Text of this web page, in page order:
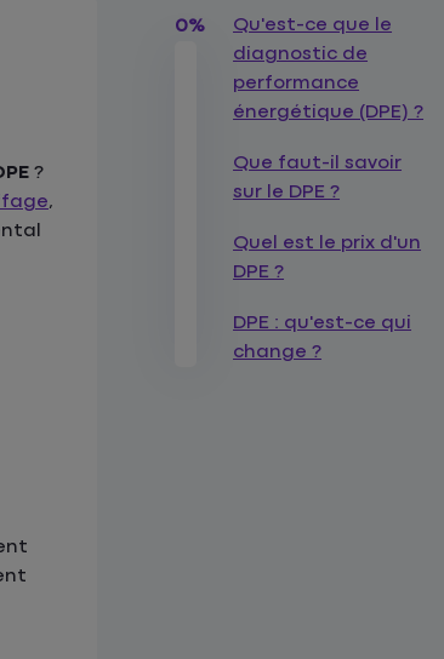
0%
Qu'est-ce que le
diagnostic de
performance
énergétique (DPE) ?
Que faut-il savoir
sur le DPE ?
Quel est le prix d'un
DPE ?
DPE : qu'est-ce qui
change ?
?
,